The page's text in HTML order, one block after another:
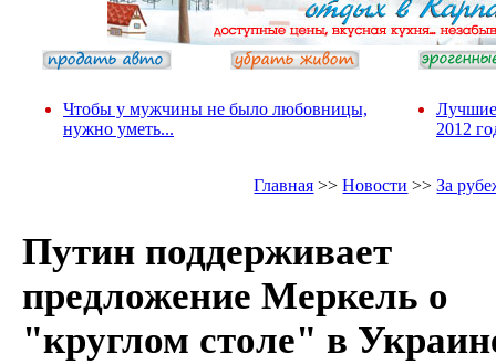
Чтобы у мужчины не было любовницы,
нужно уметь...
Лучшие
2012
Главная >>Новости >>За
Путин поддерживает
предложение Меркель о
"круглом столе" в